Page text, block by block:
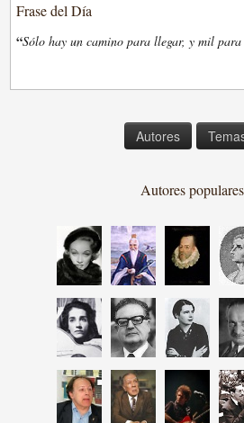
Frase del Día
“Sólo hay un camino para llegar, y mil
Autores
Autores populares